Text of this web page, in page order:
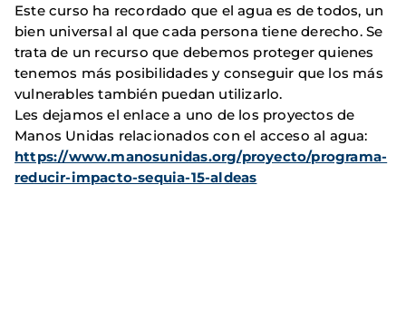
Este curso ha recordado que el agua es de todos, un
bien universal al que cada persona tiene derecho. Se
trata de un recurso que debemos proteger quienes
tenemos más posibilidades y conseguir que los más
vulnerables también puedan utilizarlo.
Les dejamos el enlace a uno de los proyectos de
Manos Unidas relacionados con el acceso al agua:
https://www.manosunidas.org/proyecto/programa-
reducir-impacto-sequia-15-aldeas